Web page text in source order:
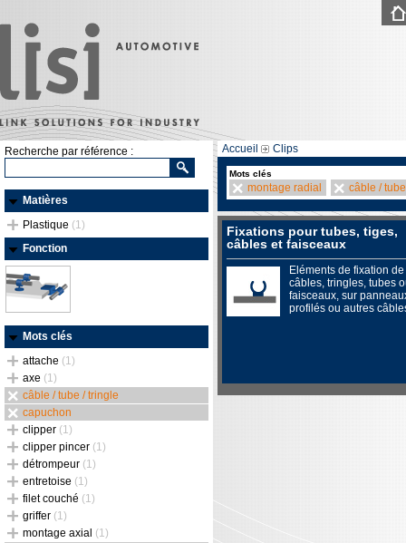
Recherche par référence :
Matières
Plastique (1)
Fonction
Mots clés
attache (1)
axe (1)
câble / tube / tringle
capuchon
clipper (1)
clipper pincer (1)
détrompeur (1)
entretoise (1)
filet couché (1)
griffer (1)
montage axial (1)
Accueil Clips
Mots clés
montage radial câble /
Fixations pour tubes, tiges,
câbles et faisceaux
Eléments de fixation de
câbles, tringles, tubes
faisceaux, sur
profilés ou autres